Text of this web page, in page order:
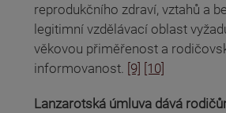
reprodukčního zdraví, vztahů a
legitimní vzdělávací oblast
věkovou přiměřenost a
informovanost. [9] [10]
Lanzarotská úmluva dává